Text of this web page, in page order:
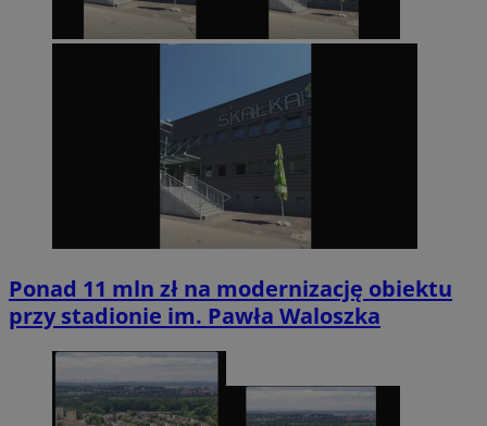
Ponad 11 mln zł na modernizację obiektu
przy stadionie im. Pawła Waloszka